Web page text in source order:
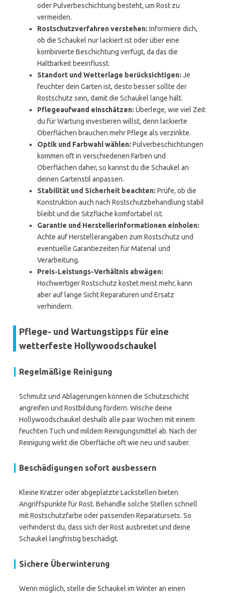
oder Pulverbeschichtung besteht, um Rost zu
vermeiden.
Rostschutzverfahren verstehen: Informiere dich,
ob die Schaukel nur lackiert ist oder über eine
kombinierte Beschichtung verfügt, da das die
Haltbarkeit beeinflusst.
Standort und Wetterlage berücksichtigen: Je
feuchter dein Garten ist, desto besser sollte der
Rostschutz sein, damit die Schaukel lange hält.
Pflegeaufwand einschätzen: Überlege, wie viel Zeit
du für Wartung investieren willst, denn lackierte
Oberflächen brauchen mehr Pflege als verzinkte.
Optik und Farbwahl wählen: Pulverbeschichtungen
kommen oft in verschiedenen Farben und
Oberflächen daher, so kannst du die Schaukel an
deinen Gartenstil anpassen.
Stabilität und Sicherheit beachten: Prüfe, ob die
Konstruktion auch nach Rostschutzbehandlung stabil
bleibt und die Sitzfläche komfortabel ist.
Garantie und Herstellerinformationen einholen:
Achte auf Herstellerangaben zum Rostschutz und
eventuelle Garantiezeiten für Material und
Verarbeitung.
Preis-Leistungs-Verhältnis abwägen:
Hochwertiger Rostschutz kostet meist mehr, kann
aber auf lange Sicht Reparaturen und Ersatz
verhindern.
Pflege- und Wartungstipps für eine
wetterfeste Hollywoodschaukel
Regelmäßige Reinigung
Schmutz und Ablagerungen können die Schutzschicht
angreifen und Rostbildung fördern. Wische deine
Hollywoodschaukel deshalb alle paar Wochen mit einem
feuchten Tuch und mildem Reinigungsmittel ab. Nach der
Reinigung wirkt die Oberfläche oft wie neu und sauber.
Beschädigungen sofort ausbessern
Kleine Kratzer oder abgeplatzte Lackstellen bieten
Angriffspunkte für Rost. Behandle solche Stellen schnell
mit Rostschutzfarbe oder passenden Reparatursets. So
verhinderst du, dass sich der Rost ausbreitet und deine
Schaukel langfristig beschädigt.
Sichere Überwinterung
Wenn möglich, stelle die Schaukel im Winter an einen